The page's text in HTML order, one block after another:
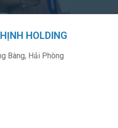
HOLDING
Bàng, Hải Phòng